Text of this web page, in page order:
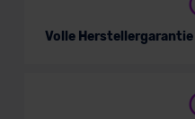
Volle Herstellergarantie